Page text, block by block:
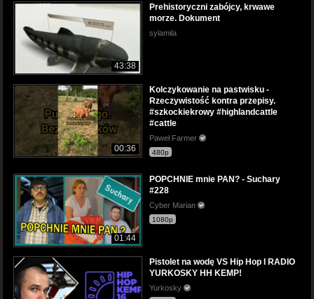
43:38
Prehistoryczni zabójcy, krwawe
morze. Dokument
sylamila
00:36
Kolczykowanie na pastwisku -
Rzeczywistość kontra przepisy.
#szkockiekrowy #highlandcattle
#cattle
Paweł Farmer
480p
01:44
POPCHNIE mnie PAN? - Suchary
#228
Cyber Marian
1080p
Pistolet na wodę VS Hip Hop I RADIO
YURKOSKY HH KEMP!
Yurkosky